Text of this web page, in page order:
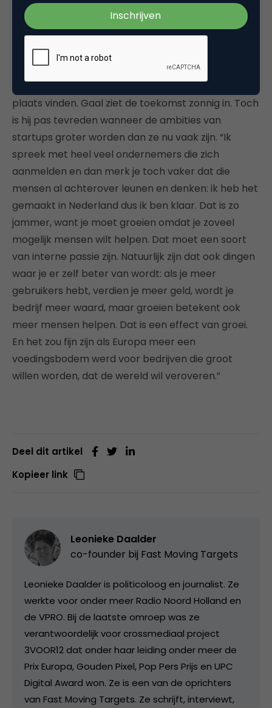
ze niet elke dag aan de bel trekken met de vraag of
er wel geld mee wordt verdiend. Het is veel meer
van: hoe gaan we dit groot maken.”
Voorlopig wordt het pand van TQ nog verbouwd.
Pas in september zal het officiële openingsfeest
plaats vinden. Gaal ziet de toekomst zonnig in. Toch
is hij pas tevreden wanneer de ambities van
startups groter worden dan ze nu vaak zijn. “Ik
spreek met heel veel ondernemers die zich
aanmelden en dan merk je toch vaker dat die
mensen al achterover leunen en denken: ik heb het
gemaakt in Nederland dus ik ben klaar. Dat is zo
jammer, want je moet groeien omdat je zoveel
mogelijk mensen wilt helpen. Dat moet een soort
van interne passie zijn. Natuurlijk zijn dat ook dingen
waar je er zelf beter van wordt: als je meer
gebruikers hebt, verdien je meer geld, wordt je
bedrijf meer waard, maar groeien betekent ook
meer mensen helpen. Dat is een effect van groei.
En het zou fijn zijn als Europa meer een
voedingsbodem werd voor bedrijven die groot
willen worden, dat de wereld wil veroveren.”
Deel dit artikel
Kopieer link
Leonieke Daalder
co-founder bij Fast Moving Targets
Leonieke Daalder is politicoloog en journalist. Ze
werkte voor onder meer Radio Noord Holland en
de VPRO. Bij de laatste omroep was ze
verantwoordelijk voor crossmediaal project
3VOOR12 dat onder haar leiding onder meer de
Prix Europa, Gouden Pixel, Pop Pers Prijs en UPC
Digital Award won. Ze is een van de oprichters
van Fast Moving Targets. Ze schrijft, interviewt,